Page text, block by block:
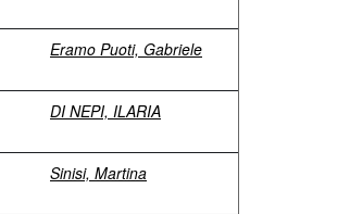
Eramo Puoti, Gabriele
DI NEPI, ILARIA
Sinisi, Martina